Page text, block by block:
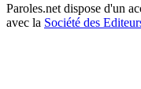
Paroles.net dispose d'un
avec la Société des